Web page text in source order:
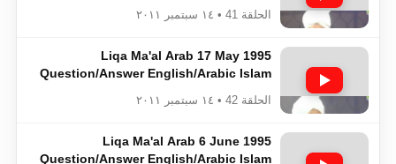
الحلقة 41 • ١٤ سبتمبر ٢٠١١
Liqa Ma'al Arab 17 May 1995
Question/Answer English/Arabic Islam
الحلقة 42 • ١٤ سبتمبر ٢٠١١
Liqa Ma'al Arab 6 June 1995
Question/Answer English/Arabic Islam